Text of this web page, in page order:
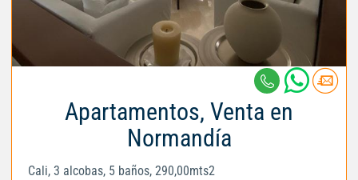
Apartamentos, Venta en
Normandía
Cali, 3 alcobas, 5 baños, 290,00mts2